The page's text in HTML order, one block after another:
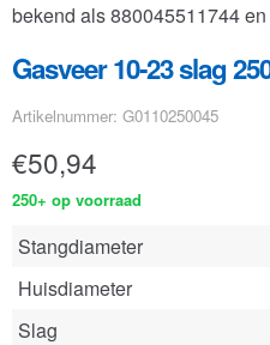
bekend als 880045511744
Gasveer 10-23 slag
Artikelnummer: G0110250045
€50,94
250+ op voorraad
Stangdiameter
Huisdiameter
Slag